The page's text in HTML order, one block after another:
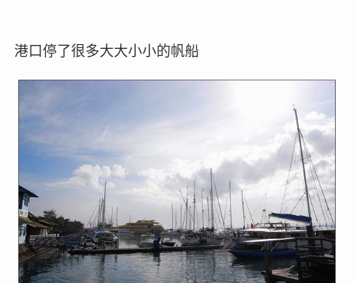
港口停了很多大大小小的帆船